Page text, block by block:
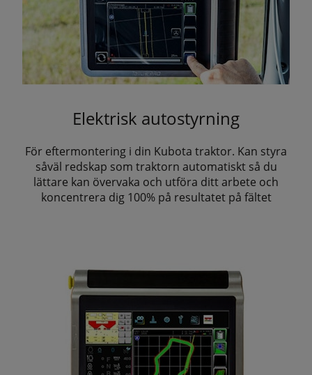
Elektrisk autostyrning
För eftermontering i din Kubota traktor. Kan styra
såväl redskap som traktorn automatiskt så du
lättare kan övervaka och utföra ditt arbete och
koncentrera dig 100% på resultatet på fältet